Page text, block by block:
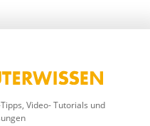
Video- Tutorials und